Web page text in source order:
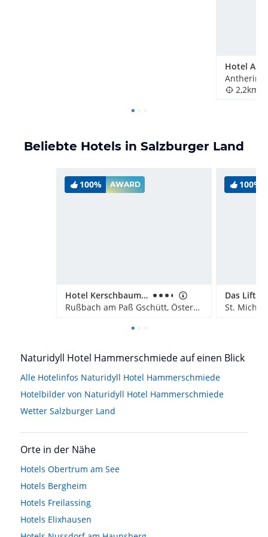
Hotel
2,2km
Beliebte Hotels in Salzburger Land
100% AWARD
Hotel Kerschbaumer
Rußbach am Paß Gschütt, Österreich
100%
Das
St.
Naturidyll Hotel Hammerschmiede auf einen Blick
Alle Hotelinfos Naturidyll Hotel Hammerschmiede
Hotelbilder von Naturidyll Hotel Hammerschmiede
Wetter Salzburger Land
Orte in der Nähe
Hotels Obertrum am See
Hotels Bergheim
Hotels Freilassing
Hotels Elixhausen